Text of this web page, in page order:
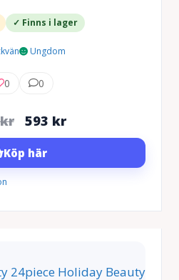
✓ Finns i lager
Ungdom
0 0
kr
Det
ursprungliga
priset
593 krDet
nuvarande
Köp här